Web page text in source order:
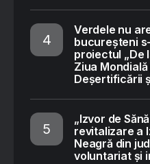
Verdele nu
bucureșteni
proiectul „De
Ziua
Deșertificării
„Izvor de
revitalizare a
Neagră din
voluntariat și